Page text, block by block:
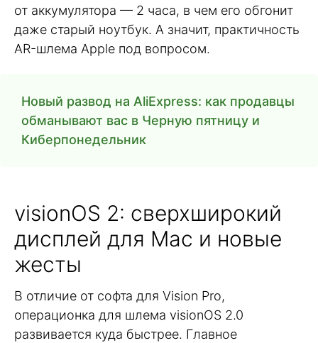
от аккумулятора — 2 часа, в чем его обгонит
даже старый ноутбук. А значит, практичность
AR-шлема Apple под вопросом.
Новый развод на AliExpress: как продавцы
обманывают вас в Черную пятницу и
Киберпонедельник
visionOS 2: сверхширокий
дисплей для Mac и новые
жесты
В отличие от софта для Vision Pro,
операционка для шлема visionOS 2.0
развивается куда быстрее. Главное